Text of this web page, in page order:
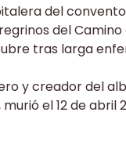
del
del Camino
tras larga
y creador del
el 12 de abril